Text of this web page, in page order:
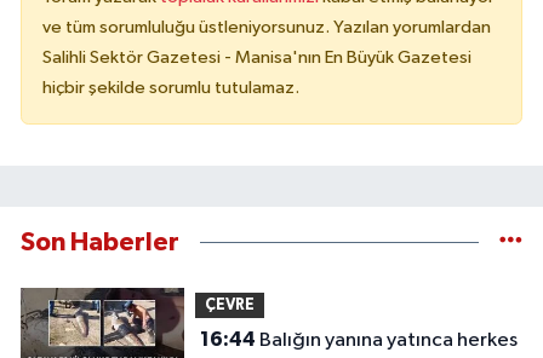
ve tüm sorumluluğu üstleniyorsunuz. Yazılan yorumlardan
Salihli Sektör Gazetesi - Manisa'nın En Büyük Gazetesi
hiçbir şekilde sorumlu tutulamaz.
Son Haberler
ÇEVRE
16:44